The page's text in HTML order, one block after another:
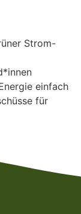
Strom-
einfach
für